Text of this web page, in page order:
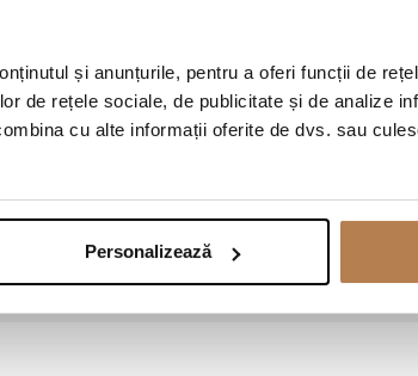
și anunțurile, pentru a oferi funcții de
de rețele sociale, de publicitate și de analize
cu alte informații oferite de dvs. sau
Personalizează
colecția SUBLIME